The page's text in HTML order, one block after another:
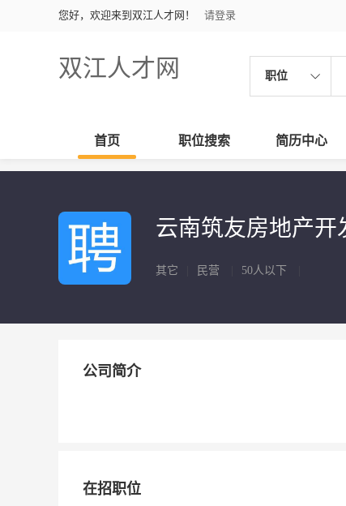
您好，欢迎来到双江人才网！ 请登录
双江人才网 职位
首页 职位搜索 简历中心
云南筑友房地产开
其它 民营 50人以下
公司简介
在招职位